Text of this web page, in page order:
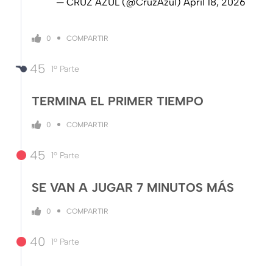
0 COMPARTIR
45 1º Parte
TERMINA EL PRIMER TIEMPO
0 COMPARTIR
45 1º Parte
SE VAN A JUGAR 7 MINUTOS MÁS
0 COMPARTIR
40 1º Parte